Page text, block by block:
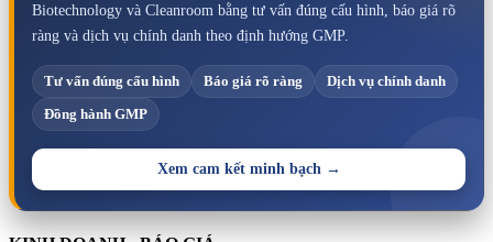
Biotechnology và Cleanroom bằng tư vấn đúng cấu hình, báo giá rõ
ràng và dịch vụ chính danh theo định hướng GMP.
Tư vấn đúng cấu hình Báo giá rõ ràng Dịch vụ chính danh
Đồng hành GMP
Xem cam kết minh bạch →